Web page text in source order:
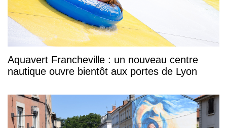
Aquavert Francheville : un nouveau centre
nautique ouvre bientôt aux portes de Lyon